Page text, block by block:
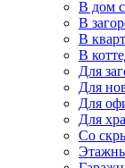
В дом
В
В
В
Для
Для
Для
Для
Со